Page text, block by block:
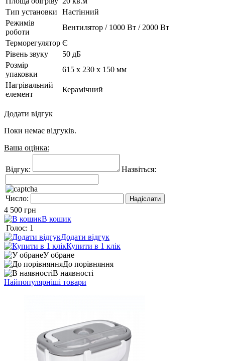
Тип установки
Настінний
Режимів
роботи
Вентилятор / 1000 Вт / 2000 Вт
Терморегулятор Є
Рівень звуку
50 дБ
Розмір
упаковки
615 x 230 х 150 мм
Нагрівальний
елемент
Керамічний
Додати відгук
Поки немає відгуків.
Ваша оцінка:
Відгук: Назвіться:
Число:
4 500 грн
В кошик
Голос: 1
Додати відгук
Купити в 1 клік
У обране
До порівняння
В наявності
Найпопулярніші товари